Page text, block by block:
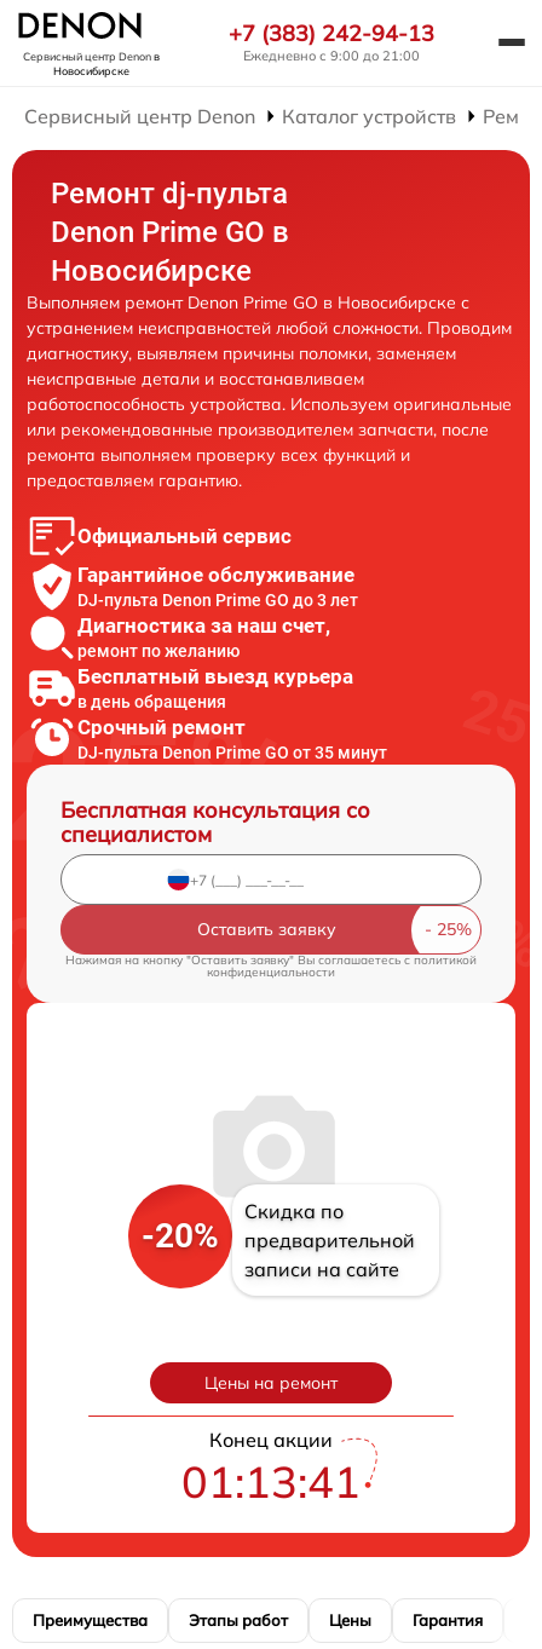
Сервисный центр Denonв
Новосибирске
+7 (383) 242-94-13
Ежедневно с 9:00 до 21:00
Сервисный центр Denon Каталог устройств
Ремонт dj-пульта
Denon Prime GO в
Новосибирске
Выполняем ремонт Denon Prime GO в Новосибирске с
устранением неисправностей любой сложности. Проводим
диагностику, выявляем причины поломки, заменяем
неисправные детали и восстанавливаем
работоспособность устройства. Используем оригинальные
или рекомендованные производителем запчасти, после
ремонта выполняем проверку всех функций и
предоставляем гарантию.
Официальный сервис
Гарантийное обслуживание
DJ-пульта Denon Prime GO до 3 лет
Диагностика за наш счет,
ремонт по желанию
Бесплатный выезд курьера
в день обращения
Срочный ремонт
DJ-пульта Denon Prime GO от 35 минут
Бесплатная консультация со
специалистом
Оставить заявку
Нажимая на кнопку "Оставить заявку" Вы соглашаетесь c политикой
конфиденциальности
-20%
Скидка по
предварительной
записи на сайте
Цены на ремонт
Конец акции
01:13:40
Преимущества Этапы работ Цены Гарантия